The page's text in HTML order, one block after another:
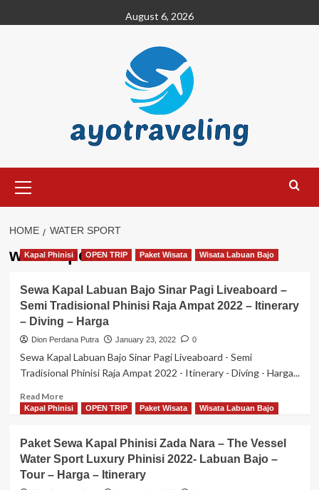
to
August 6, 2026
Menu
HOME WATER SPORT
water sport
Kapal Phinisi OPEN TRIP Paket Wisata Wisata Labuan Bajo
Sewa Kapal Labuan Bajo Sinar Pagi Liveaboard –
Semi Tradisional Phinisi Raja Ampat 2022 – Itinerary
– Diving – Harga
Dion Perdana Putra January 23, 2022 0
Sewa Kapal Labuan Bajo Sinar Pagi Liveaboard - Semi
Tradisional Phinisi Raja Ampat 2022 - Itinerary - Diving - Harga...
Read MoreRead
more
Kapal
Labuan
Bajo
Kapal Phinisi OPEN TRIP Paket Wisata Wisata Labuan Bajo
Paket Sewa Kapal Phinisi Zada Nara – The Vessel
Water Sport Luxury Phinisi 2022- Labuan Bajo –
Tour – Harga – Itinerary